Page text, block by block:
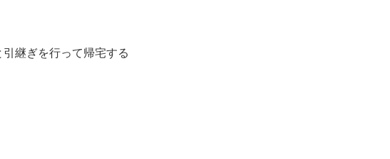
継ぎを行って帰宅する